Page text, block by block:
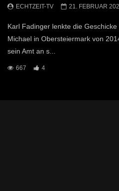
ECHTZEIT-TV 21. FEBRUAR
Karl Fadinger lenkte die
Michael in Obersteiermark von
sein Amt an s...
667 4